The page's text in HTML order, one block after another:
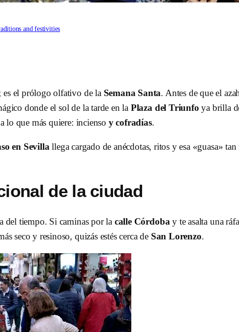
and festivities
es el prólogo olfativo de la Semana Santa. Antes de que el
donde el sol de la tarde en la Plaza del Triunfo ya brilla
lo que más quiere: incienso y cofradías.
en Sevilla llega cargado de anécdotas, ritos y esa «guasa»
de la ciudad
del tiempo. Si caminas por la calle Córdoba y te asalta una
seco y resinoso, quizás estés cerca de San Lorenzo.